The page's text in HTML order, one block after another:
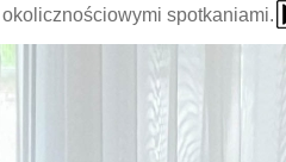
spotkaniami.